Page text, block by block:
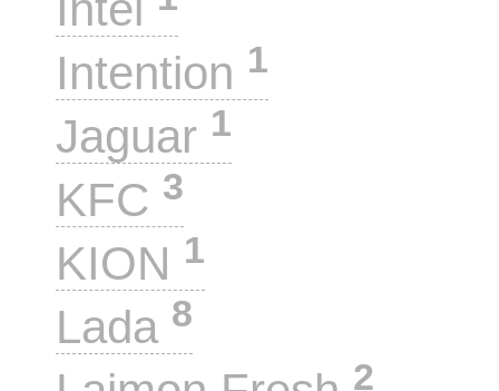
Intention 1
Jaguar 1
KFC 3
KION 1
Lada 8
2